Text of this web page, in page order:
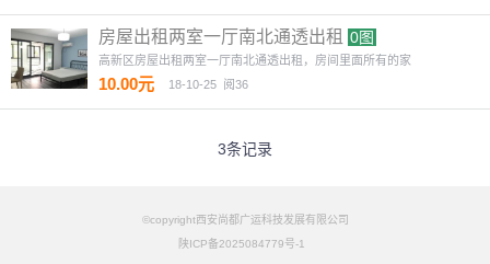
房屋出租两室一厅南北通透出租 0图
高新区房屋出租两室一厅南北通透出租，房间里面所有的家
10.00元 18-10-25 阅36
3条记录
©copyright西安尚都广运科技发展有限公司
陕ICP备2025084779号-1